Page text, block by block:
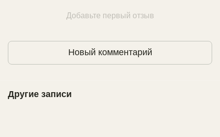
Добавьте первый отзыв
Новый комментарий
Другие записи